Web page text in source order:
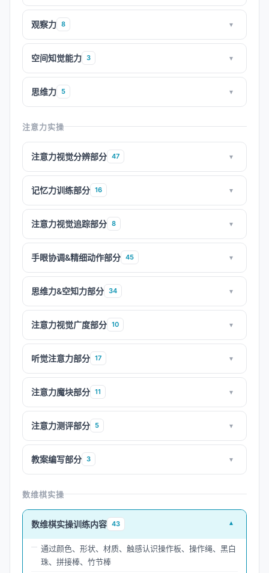
观察力 8 ▾
空间知觉能力 3 ▾
思维力 5 ▾
注意力实操
注意力视觉分辨部分 47 ▾
记忆力训练部分 16 ▾
注意力视觉追踪部分 8 ▾
手眼协调&精细动作部分 45 ▾
思维力&空知力部分 34 ▾
注意力视觉广度部分 10 ▾
听觉注意力部分 17 ▾
注意力魔块部分 11 ▾
注意力测评部分 5 ▾
教案编写部分 3 ▾
数维棋实操
数维棋实操训练内容 43 ▾
通过颜色、形状、材质、触感认识操作板、操作绳、黑白
珠、拼接棒、竹节棒